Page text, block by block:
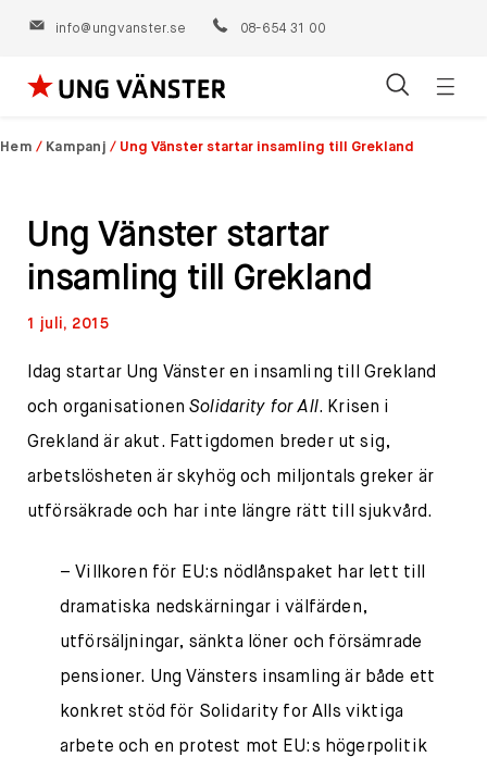
info@ungvanster.se 08-654 31 00
Hoppa
till
Hem / Kampanj / Ung Vänster startar insamling till Grekland
Ung Vänster startar
insamling till Grekland
1 juli, 2015
Idag startar Ung Vänster en insamling till Grekland
och organisationenSolidarity for All. Krisen i
Grekland är akut. Fattigdomen breder ut sig,
arbetslösheten är skyhög och miljontals greker är
utförsäkrade och har inte längre rätt till sjukvård.
– Villkoren för EU:s nödlånspaket har lett till
dramatiska nedskärningar i välfärden,
utförsäljningar, sänkta löner och försämrade
pensioner. Ung Vänsters insamling är både ett
konkret stöd för Solidarity for Alls viktiga
arbete och en protest mot EU:s högerpolitik